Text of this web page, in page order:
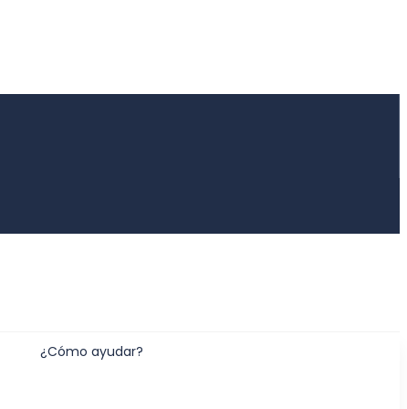
¿Cómo ayudar?